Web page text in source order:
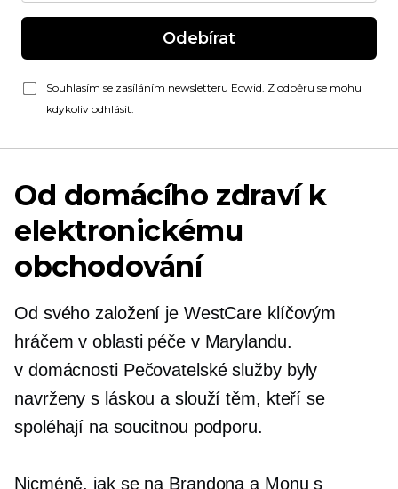
Odebírat
Souhlasím se zasíláním newsletteru Ecwid. Z odběru se mohu
kdykoliv odhlásit.
Od domácího zdraví k
elektronickému
obchodování
Od svého založení je WestCare klíčovým
hráčem v oblasti péče v Marylandu.
v domácnostiPečovatelské služby byly
navrženy s láskou a slouží těm, kteří se
spoléhají na soucitnou podporu.
Nicméně, jak se na Brandona a Monu s